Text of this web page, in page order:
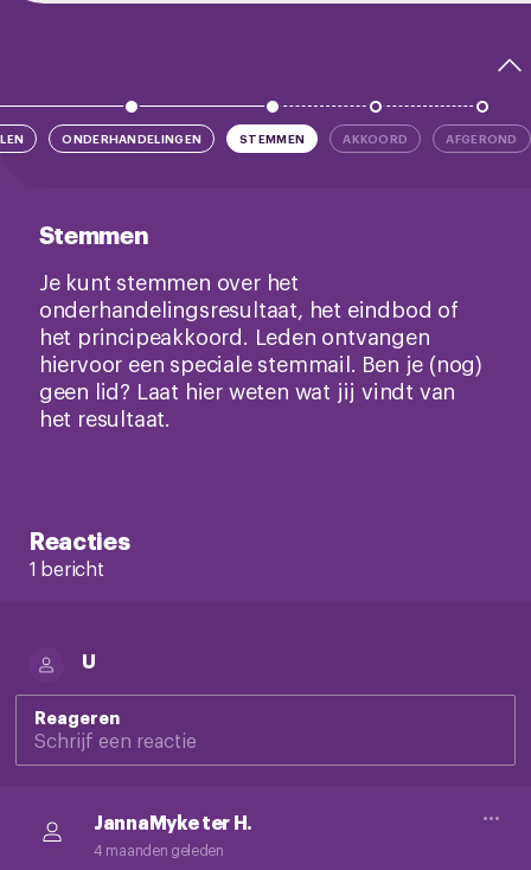
ONDERHANDELINGEN STEMMEN AKKOORD AFGEROND
Stemmen
Je kunt stemmen over het
onderhandelingsresultaat, het eindbod of
het principeakkoord. Leden ontvangen
hiervoor een speciale stemmail. Ben je (nog)
geen lid? Laat hier weten wat jij vindt van
het resultaat.
Reacties
1 bericht
U
Reageren
JannaMyke ter H.
4 maanden geleden